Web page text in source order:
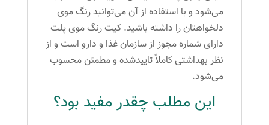
می‌شود و با استفاده از آن می‌توانید رنگ موی
دلخواهتان را داشته باشید. کیت رنگ موی پلت
دارای شماره مجوز از سازمان غذا و دارو است و از
نظر بهداشتی کاملاً تاییدشده و مطمئن محسوب
می‌شود.
این مطلب چقدر مفید بود؟